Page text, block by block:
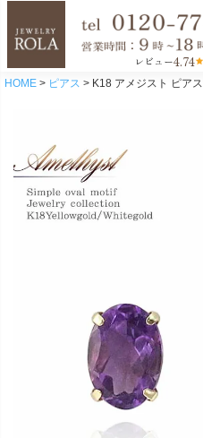
レビュー4.74
HOME ピアス K18 アメジスト ピアス